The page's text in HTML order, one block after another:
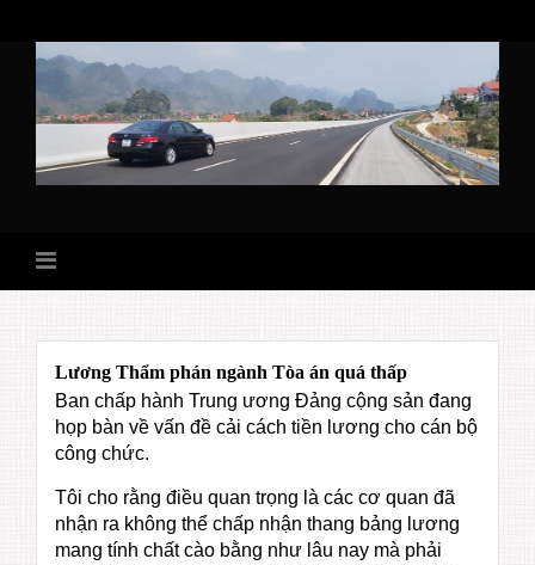
content
Lương Thẩm phán ngành Tòa án quá thấp
Ban chấp hành Trung ương Đảng cộng sản đang
họp bàn về vấn đề cải cách tiền lương cho cán bộ
công chức.
Tôi cho rằng điều quan trọng là các cơ quan đã
nhận ra không thể chấp nhận thang bảng lương
mang tính chất cào bằng như lâu nay mà phải